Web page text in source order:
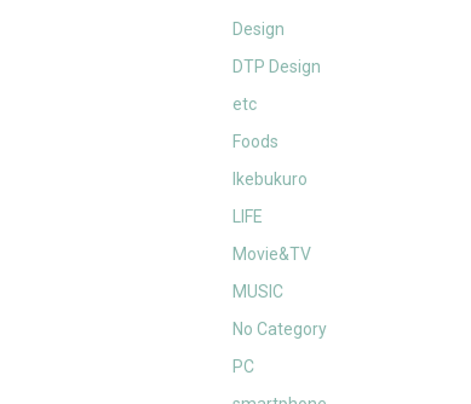
Design
DTP Design
etc
Foods
Ikebukuro
LIFE
Movie&TV
MUSIC
No Category
PC